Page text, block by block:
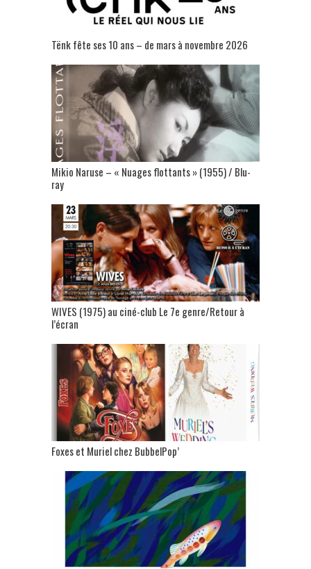
Tënk fête ses 10 ans – de mars à novembre 2026
Mikio Naruse – « Nuages flottants » (1955) / Blu-
ray
WIVES (1975) au ciné-club Le 7e genre/Retour à
l’écran
Foxes et Muriel chez BubbelPop’